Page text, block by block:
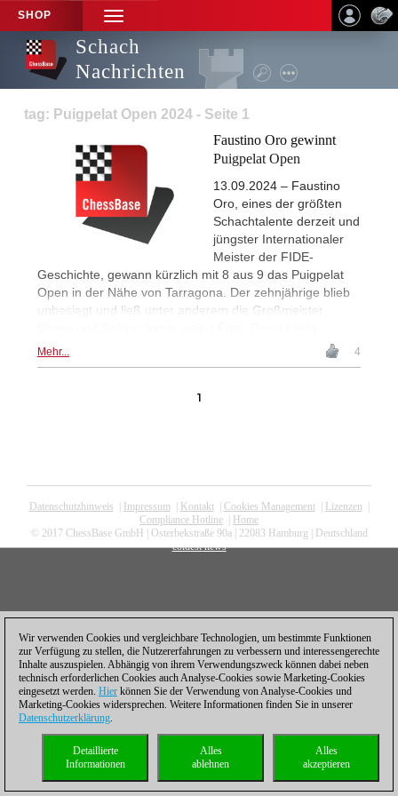
SHOP
TOGGLE
NAVIGATION
Schach
Nachrichten
tag: Puigpelat Open 2024 - Seite 1
Faustino Oro gewinnt
Puigpelat Open
13.09.2024 – Faustino
Oro, eines der größten
Schachtalente derzeit und
jüngster Internationaler
Meister der FIDE-
Geschichte, gewann kürzlich mit 8 aus 9 das Puigpelat
Open in der Nähe von Tarragona. Der zehnjährige blieb
unbesiegt und ließ unter anderem die Großmeister
Mehr... 4
1
Datenschutzhinweis Impressum| Kontakt| Cookies Management| Lizenzen
Compliance Hotline
Home
© 2017 ChessBase GmbH | Osterbekstraße 90a | 22083 Hamburg | Deutschland
coldest news
Wir verwenden Cookies und vergleichbare Technologien, um bestimmte Funktionen
zur Verfügung zu stellen, die Nutzererfahrungen zu verbessern und interessengerechte
Inhalte auszuspielen. Abhängig von ihrem Verwendungszweck können dabei neben
technisch erforderlichen Cookies auch Analyse-Cookies sowie Marketing-Cookies
eingesetzt werden. Hier können Sie der Verwendung von Analyse-Cookies und
Marketing-Cookies widersprechen. Weitere Informationen finden Sie in unserer
Datenschutzerklärung.
Alles
akzeptieren
Alles
ablehnen
Detaillierte
Informationen